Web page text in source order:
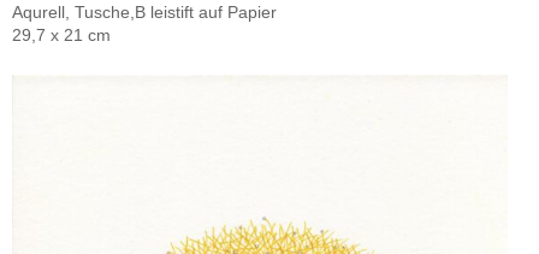
Aqurell, Tusche,B leistift auf Papier
29,7 x 21 cm